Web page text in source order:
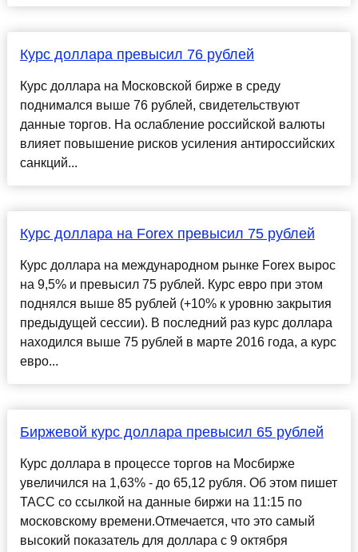
Курс доллара превысил 76 рублей
Курс доллара на Московской бирже в среду
поднимался выше 76 рублей, свидетельствуют
данные торгов. На ослабление российской валюты
влияет повышение рисков усиления антироссийских
санкций...
Курс доллара на Forex превысил 75 рублей
Курс доллара на международном рынке Forex вырос
на 9,5% и превысил 75 рублей. Курс евро при этом
поднялся выше 85 рублей (+10% к уровню закрытия
предыдущей сессии). В последний раз курс доллара
находился выше 75 рублей в марте 2016 года, а курс
евро...
Биржевой курс доллара превысил 65 рублей
Курс доллара в процессе торгов на Мосбирже
увеличился на 1,63% - до 65,12 рубля. Об этом пишет
ТАСС со ссылкой на данные биржи на 11:15 по
московскому времени.Отмечается, что это самый
высокий показатель для доллара с 9 октября